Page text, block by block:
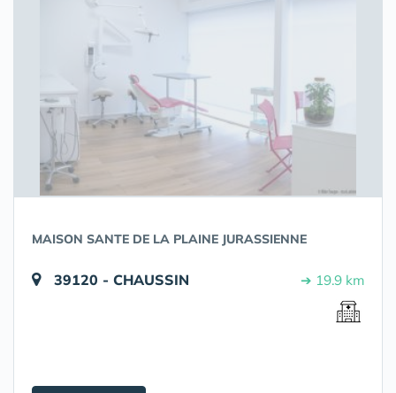
MAISON SANTE DE LA PLAINE JURASSIENNE
39120 - CHAUSSIN ➔ 19.9 km